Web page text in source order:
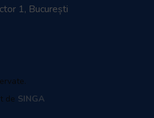
1, București
de SINGA